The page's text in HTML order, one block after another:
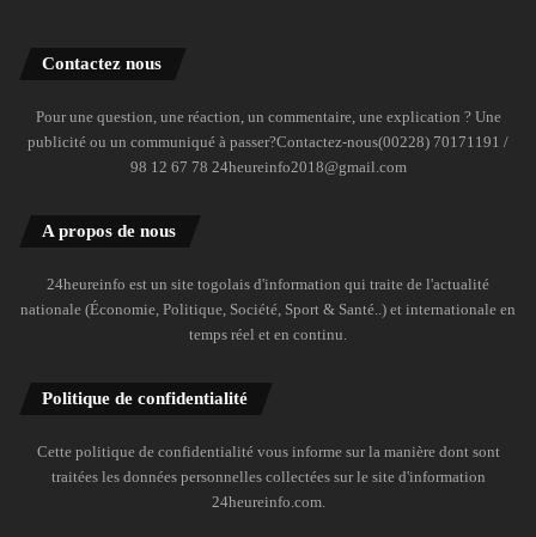
Contactez nous
Pour une question, une réaction, un commentaire, une explication ? Une
publicité ou un communiqué à passer?Contactez-nous(00228) 70171191 /
98 12 67 78 24heureinfo2018@gmail.com
A propos de nous
24heureinfo est un site togolais d'information qui traite de l'actualité
nationale (Économie, Politique, Société, Sport & Santé..) et internationale en
temps réel et en continu.
Politique de confidentialité
Cette politique de confidentialité vous informe sur la manière dont sont
traitées les données personnelles collectées sur le site d'information
24heureinfo.com.